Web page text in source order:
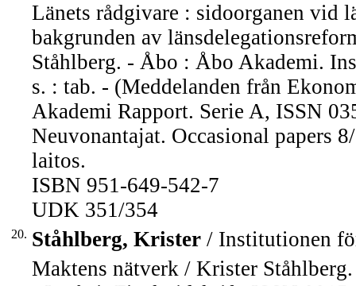
Länets rådgivare : sidoorganen vid
bakgrunden av
Ståhlberg. - Åbo : Åbo Akademi.
s. : tab. - (Meddelanden från
Akademi Rapport. Serie A, ISSN
Neuvonantajat. Occasional papers
laitos.
ISBN 951-649-542-7
UDK 351/354
20. Ståhlberg, Krister / Institutionen
Maktens nätverk / Krister Ståhlberg.